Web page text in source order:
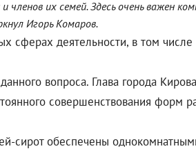
их семей. Здесь очень важен
Игорь Комаров.
сферах деятельности, в том
вопроса. Глава города
совершенствования форм
сирот обеспечены